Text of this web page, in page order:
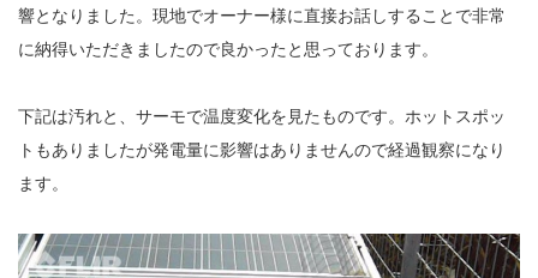
響となりました。現地でオーナー様に直接お話しすることで非常
に納得いただきましたので良かったと思っております。
下記は汚れと、サーモで温度変化を見たものです。ホットスポッ
トもありましたが発電量に影響はありませんので経過観察になり
ます。